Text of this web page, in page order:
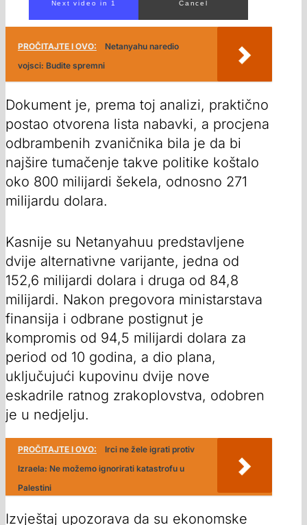
00:00/ 00:56
PROČITAJTE I OVO:
Netanyahu naredio
vojsci: Budite spremni
Dokument je, prema toj analizi, praktično
postao otvorena lista nabavki, a procjena
odbrambenih zvaničnika bila je da bi
najšire tumačenje takve politike koštalo
oko 800 milijardi šekela, odnosno 271
milijardu dolara.
Kasnije su Netanyahuu predstavljene
dvije alternativne varijante, jedna od
152,6 milijardi dolara i druga od 84,8
milijardi. Nakon pregovora ministarstava
finansija i odbrane postignut je
kompromis od 94,5 milijardi dolara za
period od 10 godina, a dio plana,
uključujući kupovinu dvije nove
eskadrile ratnog zrakoplovstva, odobren
je u nedjelju.
PROČITAJTE I OVO:
Irci ne žele igrati protiv
Izraela: Ne možemo ignorirati katastrofu u
Palestini
Izvještaj upozorava da su ekonomske